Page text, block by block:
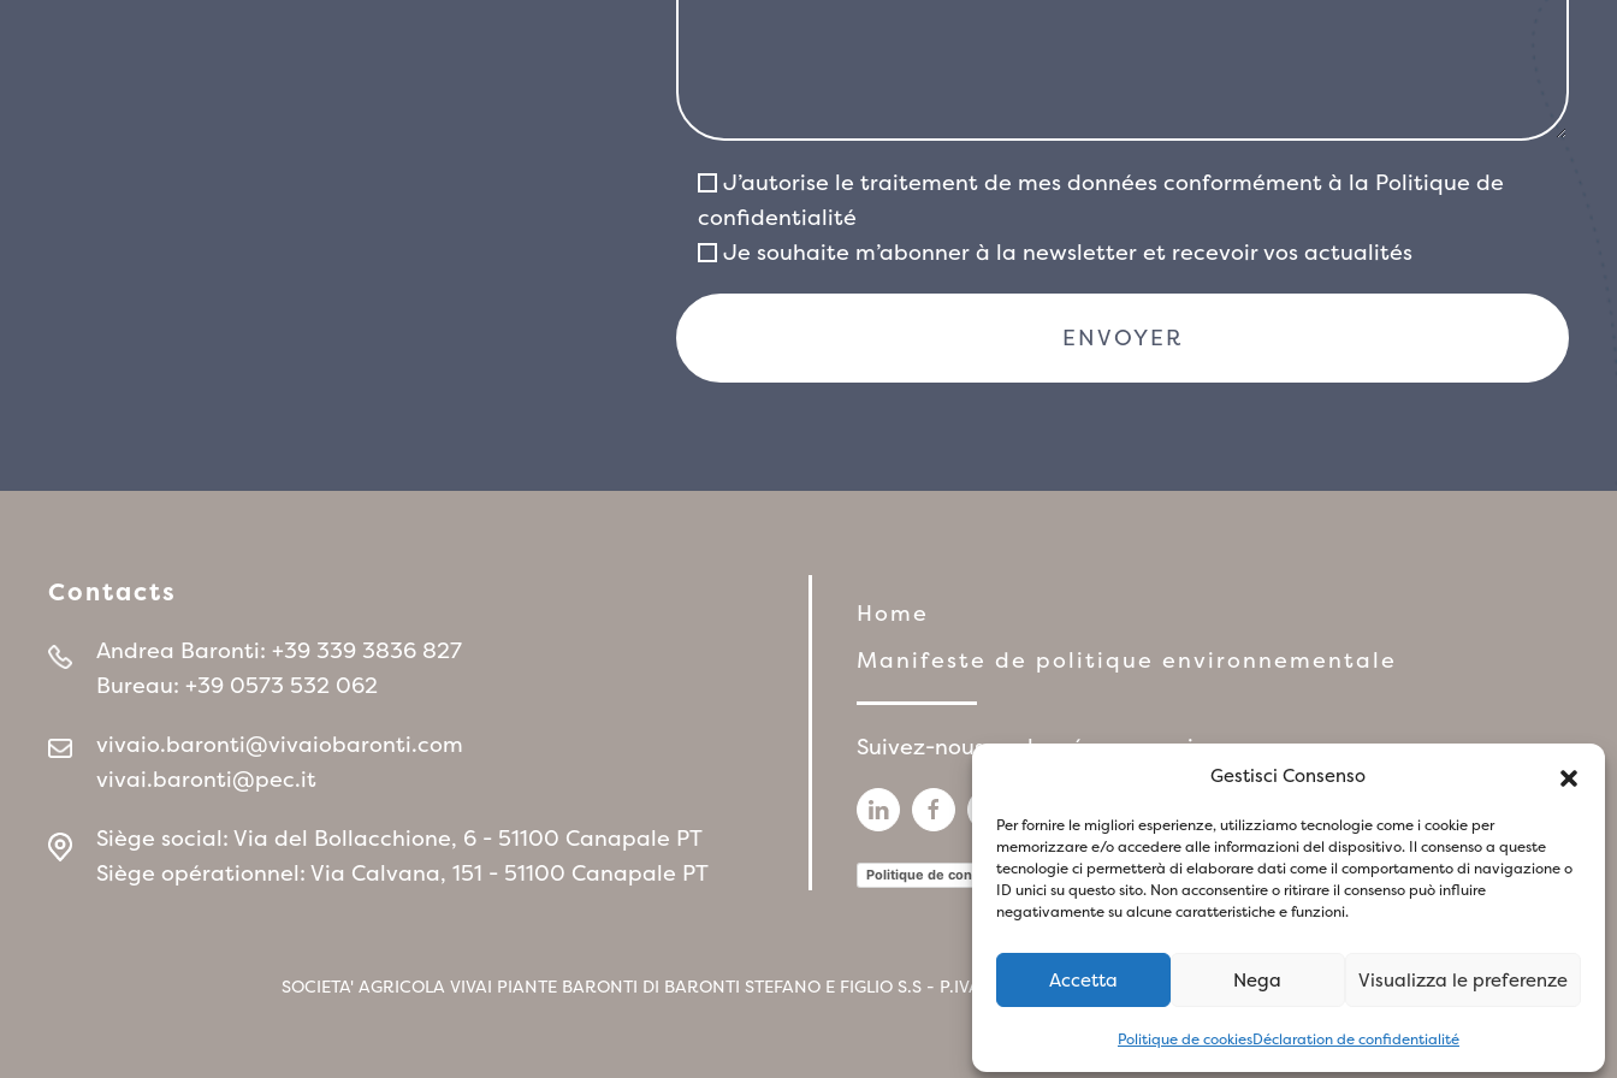
Gestisci Consenso
Per fornire le migliori esperienze, utilizziamo tecnologie come i cookie per
memorizzare e/o accedere alle informazioni del dispositivo. Il consenso a queste
tecnologie ci permetterà di elaborare dati come il comportamento di navigazione o
ID unici su questo sito. Non acconsentire o ritirare il consenso può influire
negativamente su alcune caratteristiche e funzioni.
Accetta Nega Visualizza le preferenze
Politique de cookiesDéclaration de confidentialité
J’autorise le traitement de mes données conformément à la Politique de
confidentialité
Je souhaite m’abonner à la newsletter et recevoir vos actualités
Contacts
Andrea Baronti: +39 339 3836 827
Bureau: +39 0573 532 062
vivaio.baronti@vivaiobaronti.com
vivai.baronti@pec.it
Siège social: Via del Bollacchione, 6 - 51100 Canapale PT
Siège opérationnel: Via Calvana, 151 - 51100 Canapale PT
Home
Manifeste de politique environnementale
Suivez-nous sur les réseaux sociaux
Politique de confidentialité Politique relative aux Cookies
SOCIETA' AGRICOLA VIVAI PIANTE BARONTI DI BARONTI STEFANO E FIGLIO S.S - P.IVA 01741260473- Design & Concept By Woola